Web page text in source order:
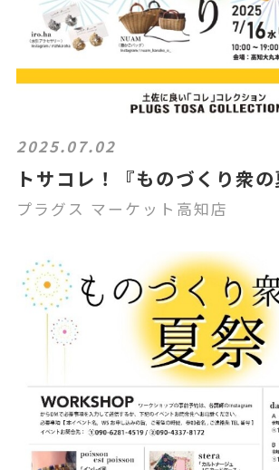
2025.07.02
トサコレ！『ものづくり衆の
プラグス マーケット高知店